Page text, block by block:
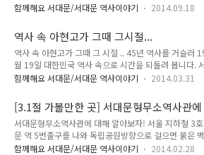
익문고 자리에서 10m가량 떨어진 작은 판잣집으로,
1984년부터 건물 전체를 사용하고 있다. 2012년 신촌
개발 계획으로 다른 곳..
시나요? 옛날에는 서울을 동서남북으로 둘러싸고 있는
다. 서울을 지키는 문은 모두 8개지만, 모두가 문의 기능
은 아니랍니다.(0_0)? 만들어놓고 나서 풍수지리적 이유
거의 열지 않았던 문도 있었다네요~ 다행히 요새 서울
어가 활발히 이루어지면서, 사대문과 사소문에 대한 역
알아보고자 TONG지기가 출동했답니다^^ 성곽길 자체
날 지도로 살펴보는 사대문과 사소문 동대문이나 남대문
흔히 말하는 이문들은 정확..
함께해요 서대문/서대문 역사이야기 2014.09.18
역사 속 아현고가 그때 그시절...
역사 속 아현고가 그때 그 시절 .. 45년 역사를 거슬러
월 19일 대한민국 역사 속으로 시간을 되돌려 봅니다.
구 중림동 754번지에서 마포구 아현동 267번지를 이어
고가차도가 대한민국 최초로 들어섰습니다. '하늘을 가
'서울의 지붕' 등등 많은 사람들의 관심과 환호속에서 대
최초의 아현고가는 교차로에서 불필요한 신호대기를
완화 및 지역발전에 큰 효과를 안겨주었습니다. 원스톱
던 아현고가는 세월이 흐를수록 급격하게 늘어나는 약 8
함께해요 서대문/서대문 역사이야기 2014.03.31
[3.1절 가볼만한 곳] 서대문형무소역사관에
알아보자!
서대문형무소역사관에 대해 알아보자! 서울 지하철 3
문 역 5번출구를 나와 독립공원방향으로 걸으면 붉은
게 닫힌 서대문형무소역사관이 나옵니다. 서대문형무소
함께해요 서대문/서대문 역사이야기 2014.02.28